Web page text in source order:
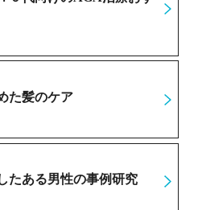
た髪のケア
たある男性の事例研究